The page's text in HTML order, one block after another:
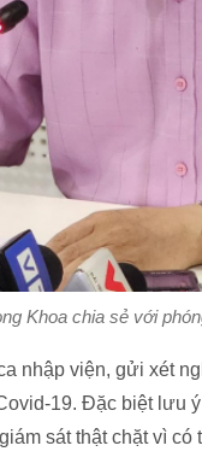
Khoa chia sẻ với
nhập viện, gửi xét
19. Đặc biệt lưu
sát thật chặt vì